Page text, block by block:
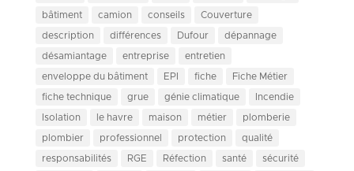
bâtiment camion conseils Couverture
description différences Dufour dépannage
désamiantage entreprise entretien
enveloppe du bâtiment EPI fiche Fiche Métier
fiche technique grue génie climatique Incendie
Isolation le havre maison métier plomberie
plombier professionnel protection qualité
responsabilités RGE Réfection santé sécurité